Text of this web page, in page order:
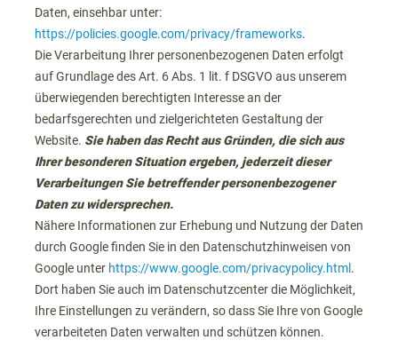
Daten, einsehbar unter:
https://policies.google.com/privacy/frameworks.
Die Verarbeitung Ihrer personenbezogenen Daten erfolgt
auf Grundlage des Art. 6 Abs. 1 lit. f DSGVO aus unserem
überwiegenden berechtigten Interesse an der
bedarfsgerechten und zielgerichteten Gestaltung der
Website. Sie haben das Recht aus Gründen, die sich aus
Ihrer besonderen Situation ergeben, jederzeit dieser
Verarbeitungen Sie betreffender personenbezogener
Daten zu widersprechen.
Nähere Informationen zur Erhebung und Nutzung der Daten
durch Google finden Sie in den Datenschutzhinweisen von
Google unter https://www.google.com/privacypolicy.html .
Dort haben Sie auch im Datenschutzcenter die Möglichkeit,
Ihre Einstellungen zu verändern, so dass Sie Ihre von Google
verarbeiteten Daten verwalten und schützen können.